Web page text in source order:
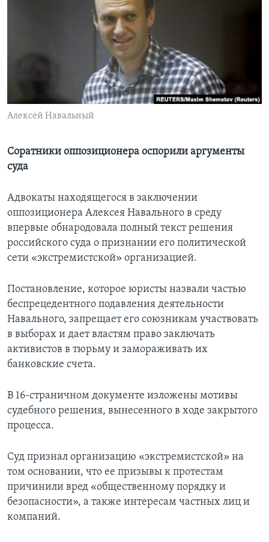
Языки
Алексей Навальный
Соратники оппозиционера оспорили аргументы
суда
Адвокаты находящегося в заключении
оппозиционера Алексея Навального в среду
впервые обнародовала полный текст решения
российского суда о признании его политической
сети «экстремистской» организацией.
Постановление, которое юристы назвали частью
беспрецедентного подавления деятельности
Навального, запрещает его союзникам участвовать
в выборах и дает властям право заключать
активистов в тюрьму и замораживать их
банковские счета.
В 16-страничном документе изложены мотивы
судебного решения, вынесенного в ходе закрытого
процесса.
Суд признал организацию «экстремистской» на
том основании, что ее призывы к протестам
причинили вред «общественному порядку и
безопасности», а также интересам частных лиц и
компаний.